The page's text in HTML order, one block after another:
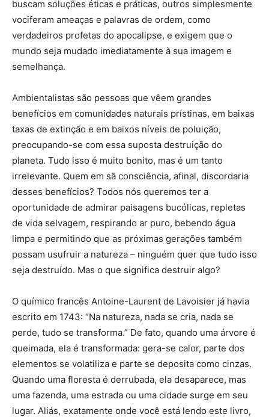
buscam soluções éticas e práticas, outros simplesmente
vociferam ameaças e palavras de ordem, como
verdadeiros profetas do apocalipse, e exigem que o
mundo seja mudado imediatamente à sua imagem e
semelhança.
Ambientalistas são pessoas que vêem grandes
benefícios em comunidades naturais prístinas, em baixas
taxas de extinção e em baixos níveis de poluição,
preocupando-se com essa suposta destruição do
planeta. Tudo isso é muito bonito, mas é um tanto
irrelevante. Quem em sã consciência, afinal, discordaria
desses benefícios? Todos nós queremos ter a
oportunidade de admirar paisagens bucólicas, repletas
de vida selvagem, respirando ar puro, bebendo água
limpa e permitindo que as próximas gerações também
possam usufruir a natureza – ninguém quer que tudo isso
seja destruído. Mas o que significa destruir algo?
O químico francês Antoine-Laurent de Lavoisier já havia
escrito em 1743: “Na natureza, nada se cria, nada se
perde, tudo se transforma.” De fato, quando uma árvore é
queimada, ela é transformada: gera-se calor, parte dos
elementos se volatiliza e parte se deposita como cinzas.
Quando uma floresta é derrubada, ela desaparece, mas
uma fazenda, uma estrada ou uma cidade surge em seu
lugar. Aliás, exatamente onde você está lendo este livro,